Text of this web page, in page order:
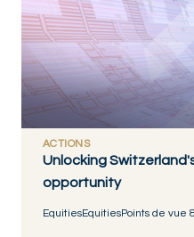
ACTIONS
Unlocking
opportunity
EquitiesEquitiesPoints de vue